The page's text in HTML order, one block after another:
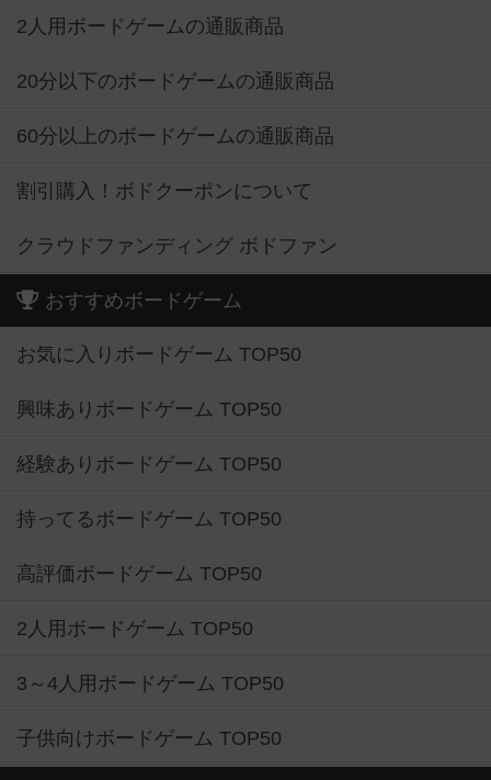
2人用ボードゲームの通販商品
20分以下のボードゲームの通販商品
60分以上のボードゲームの通販商品
割引購入！ボドクーポンについて
クラウドファンディング ボドファン
おすすめボードゲーム
お気に入りボードゲーム TOP50
興味ありボードゲーム TOP50
経験ありボードゲーム TOP50
持ってるボードゲーム TOP50
高評価ボードゲーム TOP50
2人用ボードゲーム TOP50
3～4人用ボードゲーム TOP50
子供向けボードゲーム TOP50